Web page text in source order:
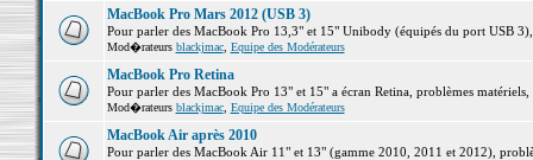
MacBook Pro Mars 2012 (USB 3)
Pour parler des MacBook Pro 13,3" et 15" Unibody (équipés du port USB
Mod�rateurs blackjmac, Equipe des Modérateurs
MacBook Pro Retina
Pour parler des MacBook Pro 13" et 15" a écran Retina, problèmes matériels,
Mod�rateurs blackjmac, Equipe des Modérateurs
MacBook Air après 2010
Pour parler des MacBook Air 11" et 13" (gamme 2010, 2011 et 2012),